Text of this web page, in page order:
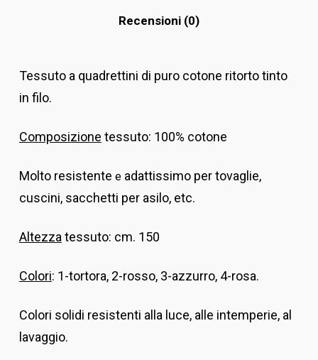
Recensioni (0)
Tessuto a quadrettini di puro cotone ritorto tinto
in filo.
Composizione tessuto: 100% cotone
Molto resistente e adattissimo per tovaglie,
cuscini, sacchetti per asilo, etc.
Altezza tessuto: cm. 150
Colori: 1-tortora, 2-rosso, 3-azzurro, 4-rosa.
Colori solidi resistenti alla luce, alle intemperie, al
lavaggio.